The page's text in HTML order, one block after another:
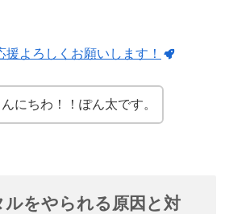
援よろしくお願いします！
にちわ！！ぽん太です。
ルをやられる原因と対